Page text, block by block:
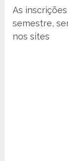
As
semestre,
nos sites